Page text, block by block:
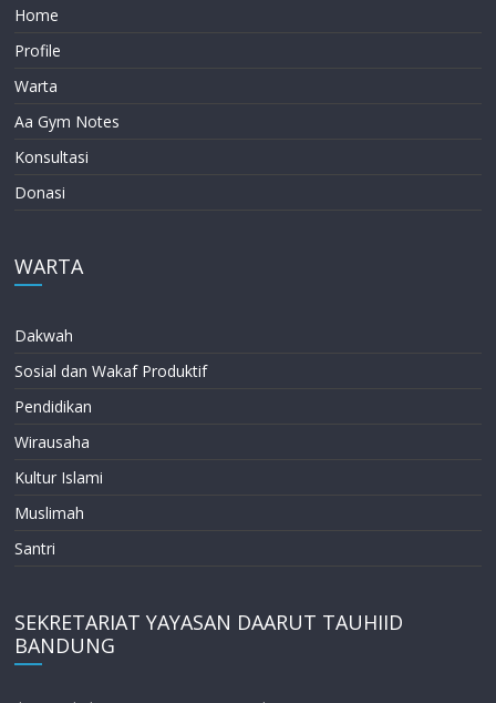
Home
Profile
Warta
Aa Gym Notes
Konsultasi
Donasi
WARTA
Dakwah
Sosial dan Wakaf Produktif
Pendidikan
Wirausaha
Kultur Islami
Muslimah
Santri
SEKRETARIAT YAYASAN DAARUT TAUHIID
BANDUNG